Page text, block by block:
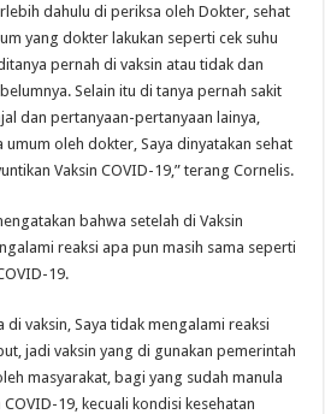
dahulu di periksa oleh Dokter, sehat
yang dokter lakukan seperti cek suhu
pernah di vaksin atau tidak dan
Selain itu di tanya pernah sakit
dan pertanyaan-pertanyaan lainya,
umum oleh dokter, Saya dinyatakan sehat
Vaksin COVID-19,” terang Cornelis.
bahwa setelah di Vaksin
reaksi apa pun masih sama seperti
19.
di vaksin, Saya tidak mengalami reaksi
jadi vaksin yang di gunakan pemerintah
masyarakat, bagi yang sudah manula
19, kecuali kondisi kesehatan